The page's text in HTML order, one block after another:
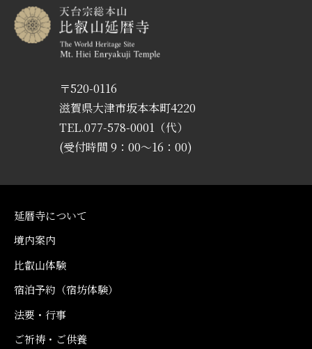
〒520-0116
滋賀県大津市坂本本町4220
TEL.077-578-0001（代）
(受付時間 9：00〜16：00)
延暦寺について
境内案内
比叡山体験
宿泊予約（宿坊体験）
法要・行事
ご祈祷・ご供養